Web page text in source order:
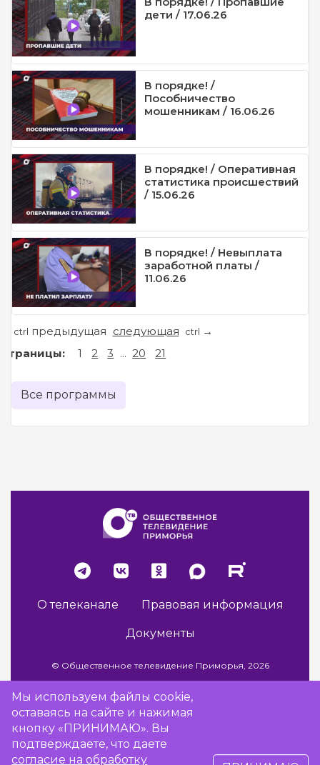
дети / 17.06.26
В порядке! /
Пособничество
мошенникам / 16.06.26
В порядке! / Оперативная
статистика происшествий
/ 15.06.26
В порядке! / Невыплата
заработной платы /
11.06.26
ctrl предыдущая следующая ctrl →
Страницы: 1 2 3 ... 20 21
Все программы
О телеканале Правовая информация
Документы
© Общественное телевидение Приморья, 2026
Разработка сайта -Vladweb
Мы используем файлы cookie,
оставаясь на сайте и нажимая
кнопку «ПРИНИМАЮ». Вы
подтверждаете, что даете
согласие на обработку